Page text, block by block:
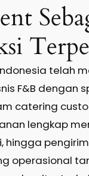
telah
F&B dengan
catering
lengkap
hingga
operasional